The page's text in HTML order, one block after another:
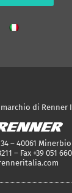
marchio di Renner
– 40061
– Fax +39 051